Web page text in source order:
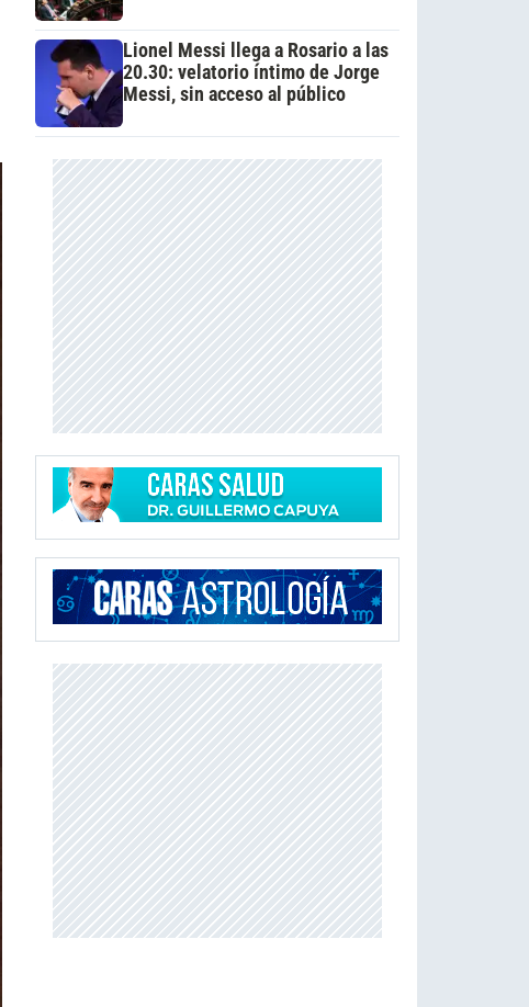
Lionel Messi llega a Rosario a las
20.30: velatorio íntimo de Jorge
Messi, sin acceso al público